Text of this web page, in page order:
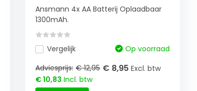
Ansmann 4x AA Batterij Oplaadbaar
1300mAh.
Vergelijk
Op voorraad
Adviesprijs: € 12,95 € 8,95Excl. btw
€ 10,83 Incl. btw